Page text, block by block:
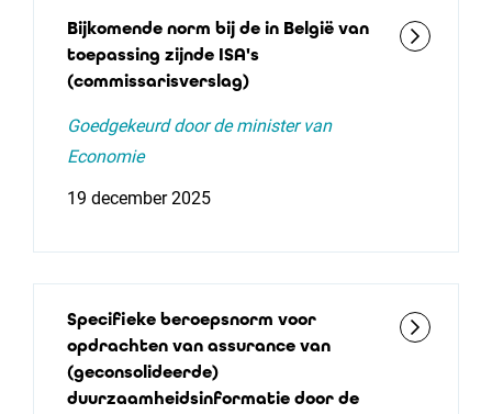
Bijkomende norm bij de in België van
toepassing zijnde ISA's
(commissarisverslag)
Goedgekeurd door de minister van
Economie
19 december 2025
Specifieke beroepsnorm voor
opdrachten van assurance van
(geconsolideerde)
duurzaamheidsinformatie door de